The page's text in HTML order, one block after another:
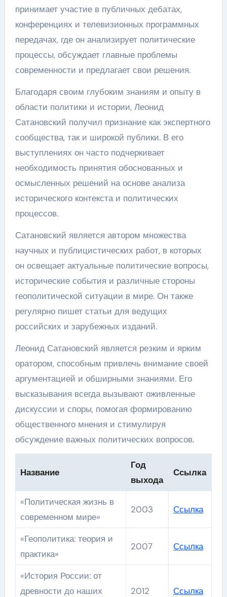
принимает участие в публичных дебатах,
конференциях и телевизионных программных
передачах, где он анализирует политические
процессы, обсуждает главные проблемы
современности и предлагает свои решения.
Благодаря своим глубоким знаниям и опыту в
области политики и истории, Леонид
Сатановский получил признание как экспертного
сообщества, так и широкой публики. В его
выступлениях он часто подчеркивает
необходимость принятия обоснованных и
осмысленных решений на основе анализа
исторического контекста и политических
процессов.
Сатановский является автором множества
научных и публицистических работ, в которых
он освещает актуальные политические вопросы,
исторические события и различные стороны
геополитической ситуации в мире. Он также
регулярно пишет статьи для ведущих
российских и зарубежных изданий.
Леонид Сатановский является резким и ярким
оратором, способным привлечь внимание своей
аргументацией и обширными знаниями. Его
высказывания всегда вызывают оживленные
дискуссии и споры, помогая формированию
общественного мнения и стимулируя
обсуждение важных политических вопросов.
Название
Год
выхода
Ссылка
«Политическая жизнь в
современном мире»
2003 Ссылка
«Геополитика: теория и
практика»
2007 Ссылка
«История России: от
древности до наших
2012 Ссылка